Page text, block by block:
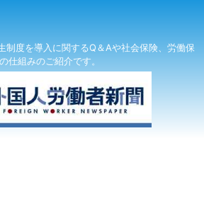
制度を導入に関するQ＆Aや社会保険、労働保
仕組みのご紹介です。